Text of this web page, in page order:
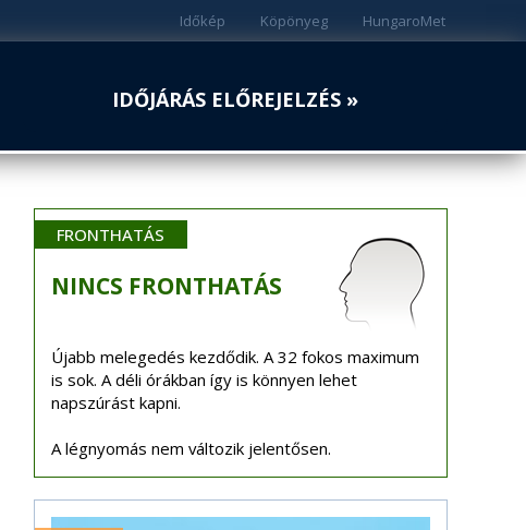
HungaroMet
Köpönyeg
Időkép
IDŐJÁRÁS ELŐREJELZÉS »
FRONTHATÁS
NINCS FRONTHATÁS
Újabb melegedés kezdődik. A 32 fokos maximum
is sok. A déli órákban így is könnyen lehet
napszúrást kapni.
A légnyomás nem változik jelentősen.